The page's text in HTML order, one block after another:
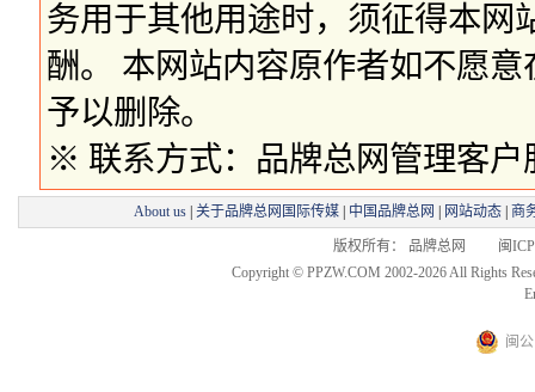
务用于其他用途时，须征得本网
酬。 本网站内容原作者如不愿
予以删除。
※ 联系方式：品牌总网管理客户
About us 关于品牌总网国际传媒 中国品牌总网 网站动态 商
版权所有： 品牌总网 闽ICP
Copyright © PPZW.COM 2002-2026 All Rights
闽